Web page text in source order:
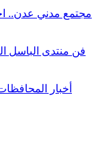
مجتمع مدني عدن..
فن منتدى الباسل
أخبار